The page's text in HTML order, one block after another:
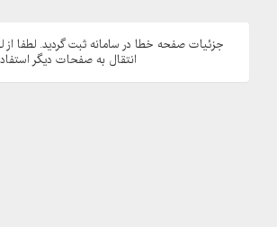
جزئیات صفحه خطا در سامانه ثبت گردید. لطفا
انتقال به صفحات دیگر